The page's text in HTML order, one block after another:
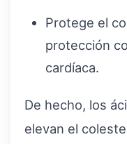
Protege el
protección
cardíaca.
De hecho, los
elevan el